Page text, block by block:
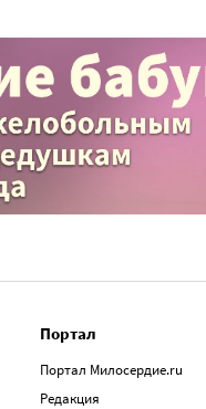
Портал
Портал Милосердие.ru
Редакция